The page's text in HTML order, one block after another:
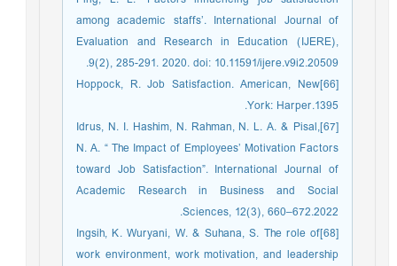
among academic staffs’. International Journal of
Evaluation and Research in Education (IJERE),
9(2), 285-291. 2020. doi: 10.11591/ijere.v9i2.20509.
[66]Hoppock, R. Job Satisfaction. American, New
York: Harper.1395.
[67]Idrus, N. I. Hashim, N. Rahman, N. L. A. & Pisal,
N. A. “ The Impact of Employees’ Motivation Factors
toward Job Satisfaction”. International Journal of
Academic Research in Business and Social
Sciences, 12(3), 660–672.2022.
[68]Ingsih, K. Wuryani, W. & Suhana, S. The role of
work environment, work motivation, and leadership